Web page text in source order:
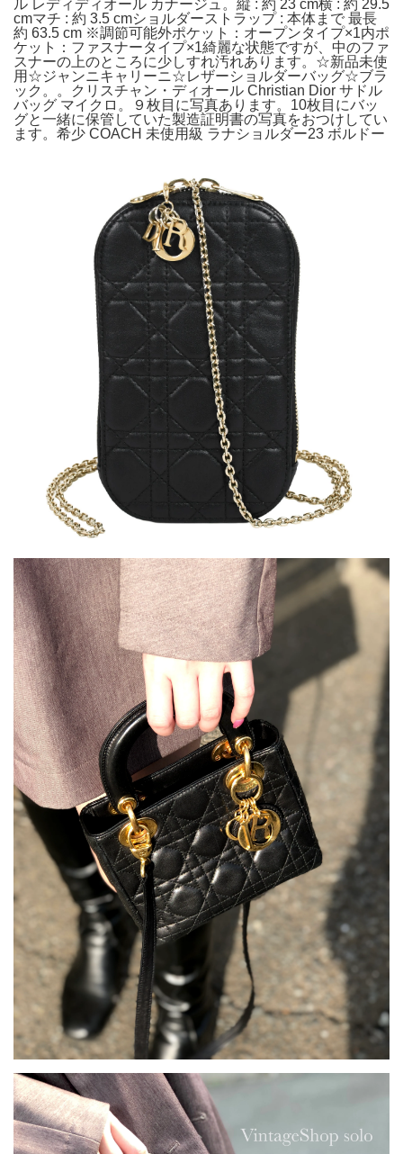
ル レディディオール カナージュ。縦 : 約 23 cm横 : 約 29.5
cmマチ : 約 3.5 cmショルダーストラップ : 本体まで 最長
約 63.5 cm ※調節可能外ポケット：オープンタイプ×1内ポ
ケット：ファスナータイプ×1綺麗な状態ですが、中のファ
スナーの上のところに少しすれ汚れあります。☆新品未使
用☆ジャンニキャリーニ☆レザーショルダーバッグ☆ブラ
ック。。クリスチャン・ディオール Christian Dior サドル
バッグ マイクロ。９枚目に写真あります。10枚目にバッ
グと一緒に保管していた製造証明書の写真をおつけしてい
ます。希少 COACH 未使用級 ラナショルダー23 ボルドー